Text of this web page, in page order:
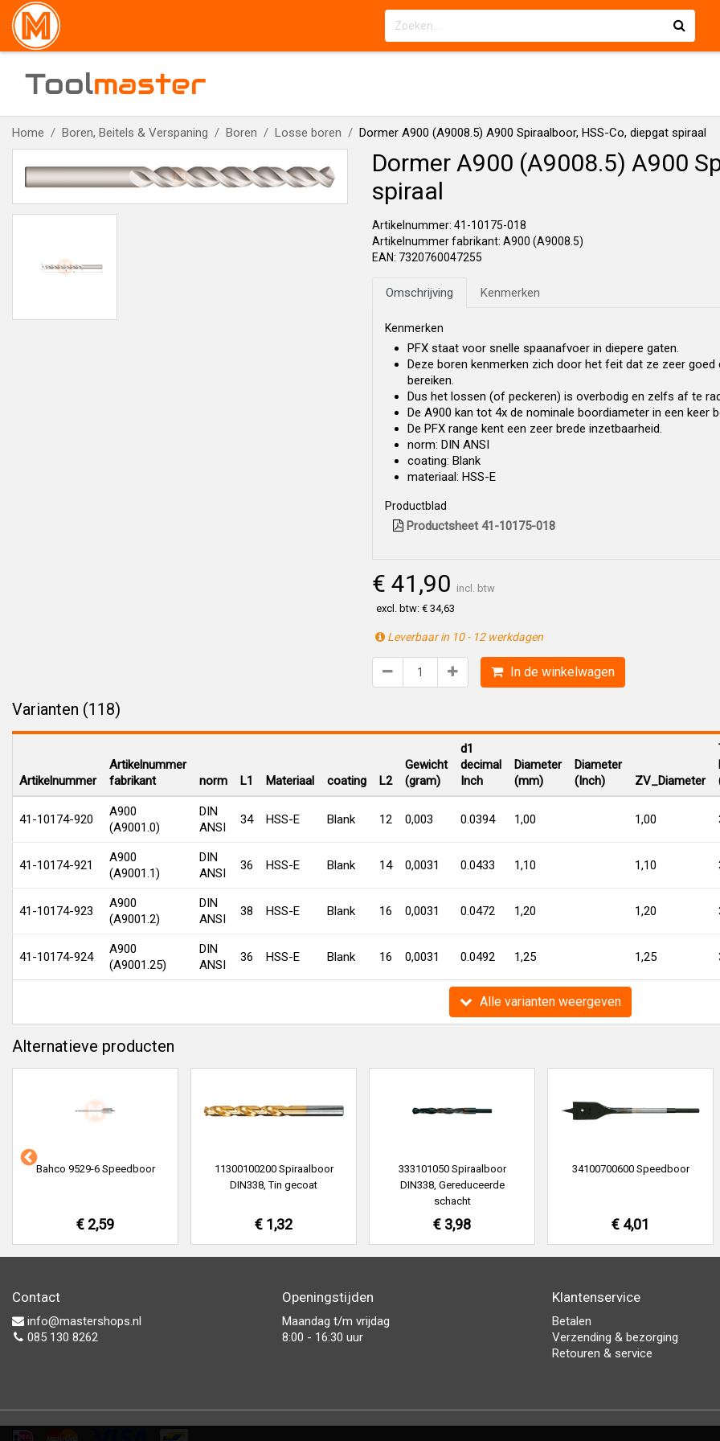
Toolmaster
Home Boren, Beitels & Verspaning Boren Losse boren Dormer A900 (A9008.5) A900 Spiraalboor, HSS-Co, diepgat spiraal
Dormer A900 (A9008.5) A900
spiraal
Artikelnummer: 41-10175-018
Artikelnummer fabrikant: A900 (A9008.5)
EAN: 7320760047255
Omschrijving Kenmerken
Kenmerken
PFX staat voor snelle spaanafvoer in diepere gaten.
Deze boren kenmerken zich door het feit dat ze zeer
bereiken.
Dus het lossen (of peckeren) is overbodig en zelfs af te
De A900 kan tot 4x de nominale boordiameter in een keer
De PFX range kent een zeer brede inzetbaarheid.
norm: DIN ANSI
coating: Blank
materiaal: HSS-E
Productblad
Productsheet 41-10175-018
€ 41,90 incl. btw
excl. btw: € 34,63
Leverbaar in 10 - 12 werkdagen
In de winkelwagen
Varianten (118)
Artikelnummer
Artikelnummer
fabrikant
norm L1 Materiaal coating L2
Gewicht
(gram)
d1
decimal
Inch
Diameter
(mm)
Diameter
(Inch)
ZV_Diameter
41-10174-920
A900
(A9001.0)
DIN
ANSI
34 HSS-E Blank 12 0,003 0.0394 1,00 1,00
41-10174-921
A900
(A9001.1)
DIN
ANSI
36 HSS-E Blank 14 0,0031 0.0433 1,10 1,10
41-10174-923
A900
(A9001.2)
DIN
ANSI
38 HSS-E Blank 16 0,0031 0.0472 1,20 1,20
41-10174-924
A900
(A9001.25)
DIN
ANSI
36 HSS-E Blank 16 0,0031 0.0492 1,25 1,25
Alle varianten weergeven
Alternatieve producten
Bahco 9529-6 Speedboor
€ 2,59
11300100200 Spiraalboor
DIN338, Tin gecoat
€ 1,32
333101050 Spiraalboor
DIN338, Gereduceerde
schacht
€ 3,98
34100700600 Speedboor
€ 4,01
Contact
info@mastershops.nl
085 130 8262
Openingstijden
Maandag t/m vrijdag
8:00 - 16:30 uur
Klantenservice
Betalen
Verzending & bezorging
Retouren & service